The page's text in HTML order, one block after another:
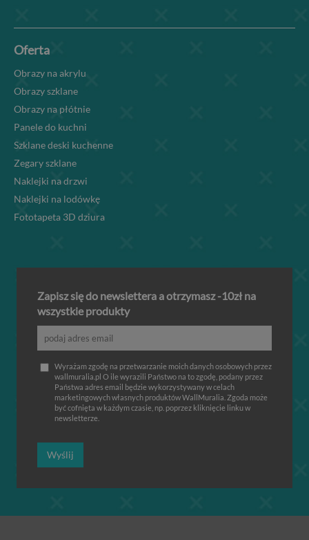
Oferta
Obrazy na akrylu
Obrazy szklane
Obrazy na płótnie
Panele do kuchni
Szklane deski kuchenne
Zegary szklane
Naklejki na drzwi
Naklejki na lodówkę
Fototapeta 3D dziura
Zapisz się do newslettera a otrzymasz -10zł na
wszystkie produkty
Wyrażam zgodę na przetwarzanie moich danych osobowych przez
wallmuralia.pl O ile wyrazili Państwo na to zgodę, podany przez
Państwa adres email będzie wykorzystywany w celach
marketingowych własnych produktów WallMuralia. Zgoda może
być cofnięta w każdym czasie, np. poprzez kliknięcie linku w
newsletterze.
Wyślij